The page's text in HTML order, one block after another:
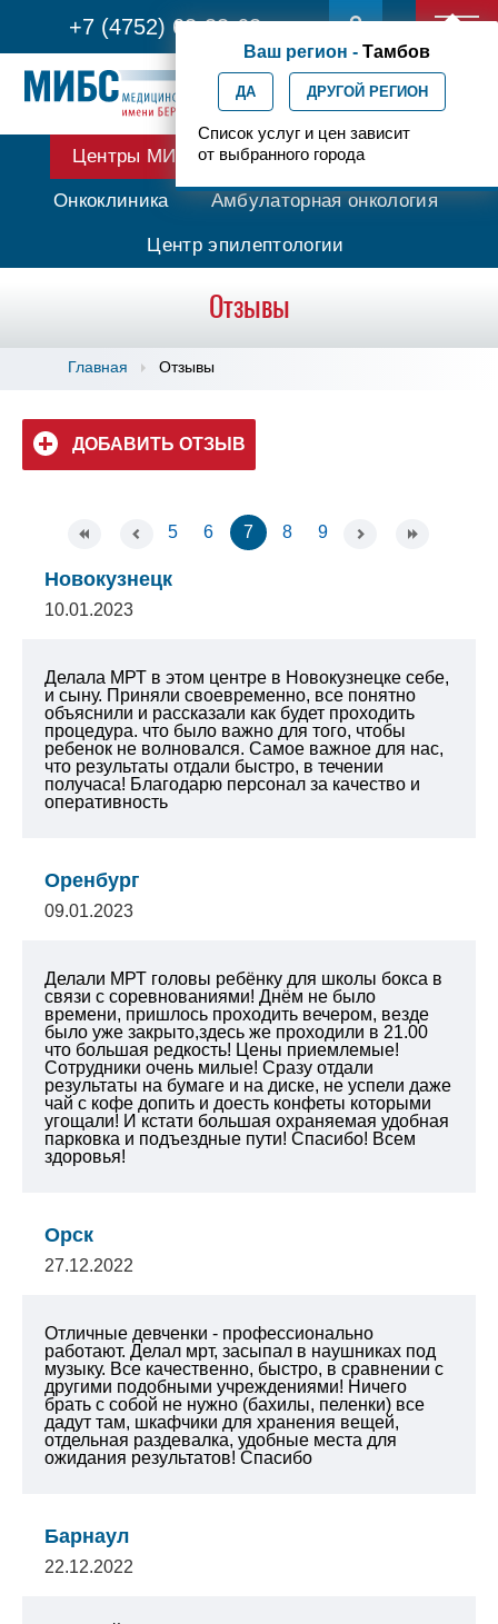
+7 (4752) 63-33-63
Ваш регион - Тамбов
ДА ДРУГОЙ РЕГИОН
Список услуг и цен зависит
от выбранного города
Центры МИБС Протонная терапия
Онкоклиника Амбулаторная онкология
Центр эпилептологии
Отзывы
Главная Отзывы
ДОБАВИТЬ ОТЗЫВ
5 6 7 8 9
Новокузнецк
10.01.2023
Делала МРТ в этом центре в Новокузнецке себе,
и сыну. Приняли своевременно, все понятно
объяснили и рассказали как будет проходить
процедура. что было важно для того, чтобы
ребенок не волновался. Самое важное для нас,
что результаты отдали быстро, в течении
получаса! Благодарю персонал за качество и
оперативность
Оренбург
09.01.2023
Делали МРТ головы ребёнку для школы бокса в
связи с соревнованиями! Днём не было
времени, пришлось проходить вечером, везде
было уже закрыто,здесь же проходили в 21.00
что большая редкость! Цены приемлемые!
Сотрудники очень милые! Сразу отдали
результаты на бумаге и на диске, не успели даже
чай с кофе допить и доесть конфеты которыми
угощали! И кстати большая охраняемая удобная
парковка и подъездные пути! Спасибо! Всем
здоровья!
Орск
27.12.2022
Отличные девченки - профессионально
работают. Делал мрт, засыпал в наушниках под
музыку. Все качественно, быстро, в сравнении с
другими подобными учреждениями! Ничего
брать с собой не нужно (бахилы, пеленки) все
дадут там, шкафчики для хранения вещей,
отдельная раздевалка, удобные места для
ожидания результатов! Спасибо
Барнаул
22.12.2022